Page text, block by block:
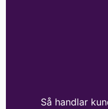
Så handlar